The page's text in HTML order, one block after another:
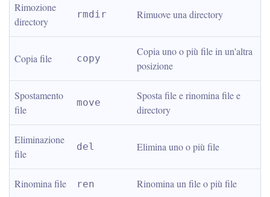
Rimozione
directory
rmdir Rimuove una directory
Copia file copy
Copia uno o più file in un'altra
posizione
Spostamento
file
move
Sposta file e rinomina file e
directory
Eliminazione
file
del Elimina uno o più file
Rinomina file ren Rinomina un file o più file